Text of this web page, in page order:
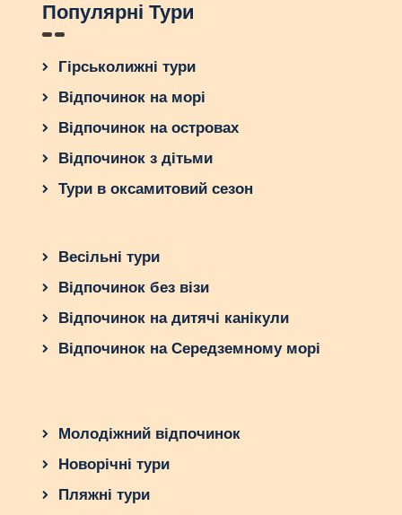
Популярні Тури
Гірськолижні тури
Відпочинок на морі
Відпочинок на островах
Відпочинок з дітьми
Тури в оксамитовий сезон
Весільні тури
Відпочинок без візи
Відпочинок на дитячі канікули
Відпочинок на Середземному морі
Молодіжний відпочинок
Новорічні тури
Пляжні тури